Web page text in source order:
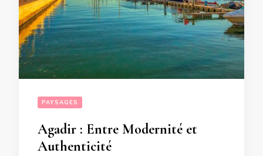
PAYSAGES
Agadir : Entre Modernité et
Authenticité